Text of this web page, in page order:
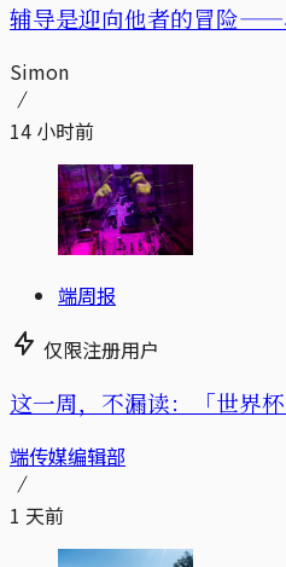
辅导是迎向他者的冒险——
Simon
14 小时前
端周报
仅限注册用户
这一周，不漏读：「世界
端传媒编辑部
1 天前